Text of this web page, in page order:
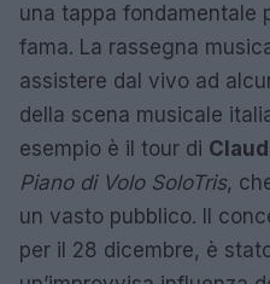
una tappa fondamentale
fama. La rassegna
assistere dal vivo ad
della scena musicale
esempio è il tour di
Piano di Volo SoloTris,
un vasto pubblico. Il
per il 28 dicembre, è